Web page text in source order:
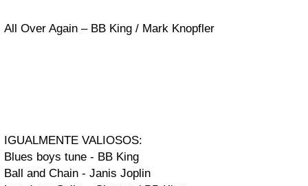
All Over Again – BB King / Mark Knopfler
IGUALMENTE VALIOSOS:
Blues boys tune - BB King
Ball and Chain - Janis Joplin